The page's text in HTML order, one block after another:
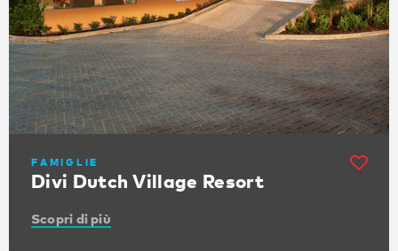
FAMIGLIE
Divi Dutch Village Resort
Scopri di più